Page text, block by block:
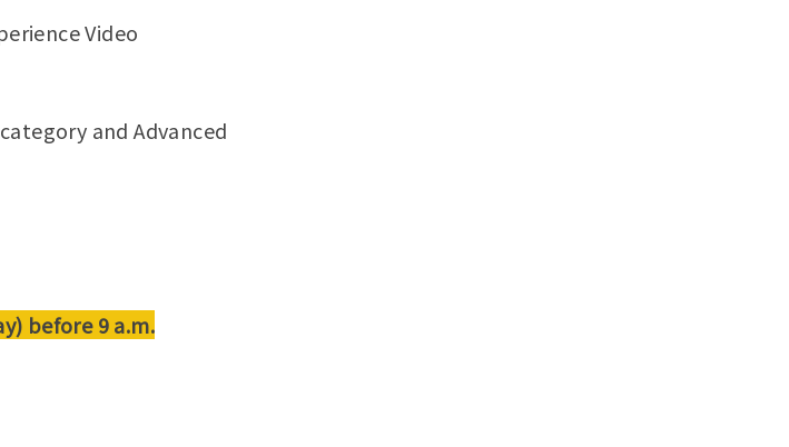
Video
and Advanced
before 9 a.m.